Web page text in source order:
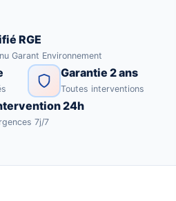
RGE
Garant Environnement
Garantie 2 ans
Toutes interventions
24h
7j/7